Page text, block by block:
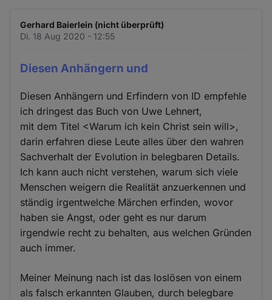
Gerhard Baierlein (nicht überprüft)
Di. 18 Aug 2020 - 12:55
Diesen Anhängern und
Diesen Anhängern und Erfindern von ID empfehle
ich dringest das Buch von Uwe Lehnert,
mit dem Titel <Warum ich kein Christ sein will>,
darin erfahren diese Leute alles über den wahren
Sachverhalt der Evolution in belegbaren Details.
Ich kann auch nicht verstehen, warum sich viele
Menschen weigern die Realität anzuerkennen und
ständig irgentwelche Märchen erfinden, wovor
haben sie Angst, oder geht es nur darum
irgendwie recht zu behalten, aus welchen Gründen
auch immer.
Meiner Meinung nach ist das loslösen von einem
als falsch erkannten Glauben, durch belegbare